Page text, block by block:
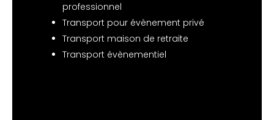
professionnel
Transport pour évènement privé
Transport maison de retraite
Transport évènementiel